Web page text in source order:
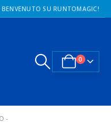
BENVENUTO SU RUNTOMAGIC!
0
-